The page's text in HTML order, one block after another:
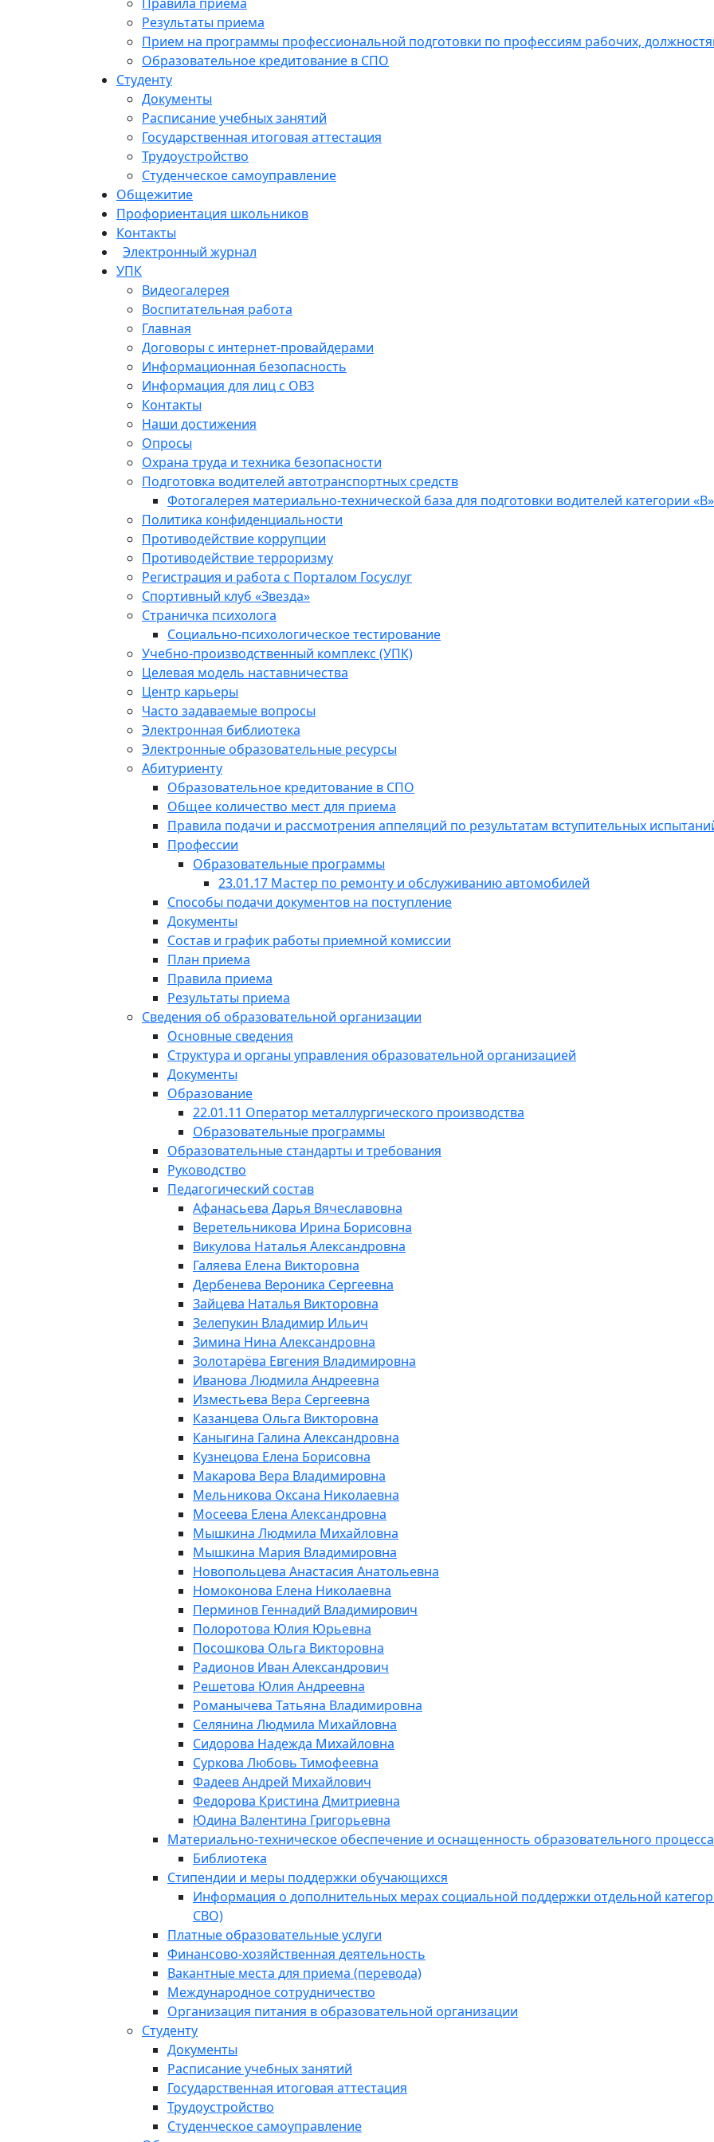
Результаты приема
Прием на программы профессиональной подготовки по профессиям рабочих,
Образовательное кредитование в СПО
Студенту
Документы
Расписание учебных занятий
Государственная итоговая аттестация
Трудоустройство
Студенческое самоуправление
Общежитие
Профориентация школьников
Контакты
Электронный журнал
УПК
Видеогалерея
Воспитательная работа
Главная
Договоры с интернет-провайдерами
Информационная безопасность
Информация для лиц с ОВЗ
Контакты
Наши достижения
Опросы
Охрана труда и техника безопасности
Подготовка водителей автотранспортных средств
Фотогалерея материально-технической база для подготовки водителей категории
Политика конфиденциальности
Противодействие коррупции
Противодействие терроризму
Регистрация и работа с Порталом Госуслуг
Спортивный клуб «Звезда»
Страничка психолога
Социально-психологическое тестирование
Учебно-производственный комплекс (УПК)
Целевая модель наставничества
Центр карьеры
Часто задаваемые вопросы
Электронная библиотека
Электронные образовательные ресурсы
Абитуриенту
Образовательное кредитование в СПО
Общее количество мест для приема
Правила подачи и рассмотрения аппеляций по результатам вступительных
Профессии
Образовательные программы
23.01.17 Мастер по ремонту и обслуживанию автомобилей
Способы подачи документов на поступление
Документы
Состав и график работы приемной комиссии
План приема
Правила приема
Результаты приема
Сведения об образовательной организации
Основные сведения
Структура и органы управления образовательной организацией
Документы
Образование
22.01.11 Оператор металлургического производства
Образовательные программы
Образовательные стандарты и требования
Руководство
Педагогический состав
Афанасьева Дарья Вячеславовна
Веретельникова Ирина Борисовна
Викулова Наталья Александровна
Галяева Елена Викторовна
Дербенева Вероника Сергеевна
Зайцева Наталья Викторовна
Зелепукин Владимир Ильич
Зимина Нина Александровна
Золотарёва Евгения Владимировна
Иванова Людмила Андреевна
Изместьева Вера Сергеевна
Казанцева Ольга Викторовна
Каныгина Галина Александровна
Кузнецова Елена Борисовна
Макарова Вера Владимировна
Мельникова Оксана Николаевна
Мосеева Елена Александровна
Мышкина Людмила Михайловна
Мышкина Мария Владимировна
Новопольцева Анастасия Анатольевна
Номоконова Елена Николаевна
Перминов Геннадий Владимирович
Полоротова Юлия Юрьевна
Посошкова Ольга Викторовна
Радионов Иван Александрович
Решетова Юлия Андреевна
Романычева Татьяна Владимировна
Селянина Людмила Михайловна
Сидорова Надежда Михайловна
Суркова Любовь Тимофеевна
Фадеев Андрей Михайлович
Федорова Кристина Дмитриевна
Юдина Валентина Григорьевна
Материально-техническое обеспечение и оснащенность образовательного
Библиотека
Стипендии и меры поддержки обучающихся
Информация о дополнительных мерах социальной поддержки отдельной
СВО)
Платные образовательные услуги
Финансово-хозяйственная деятельность
Вакантные места для приема (перевода)
Международное сотрудничество
Организация питания в образовательной организации
Студенту
Документы
Расписание учебных занятий
Государственная итоговая аттестация
Трудоустройство
Студенческое самоуправление